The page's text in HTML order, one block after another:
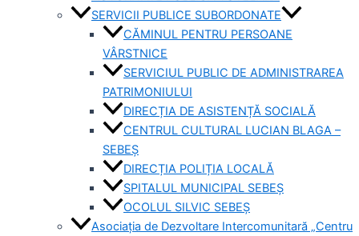
SERVICII PUBLICE SUBORDONATE
CĂMINUL PENTRU PERSOANE
VÂRSTNICE
SERVICIUL PUBLIC DE ADMINISTRAREA
PATRIMONIULUI
DIRECȚIA DE ASISTENȚĂ SOCIALĂ
CENTRUL CULTURAL LUCIAN BLAGA –
SEBEȘ
DIRECȚIA POLIȚIA LOCALĂ
SPITALUL MUNICIPAL SEBEȘ
OCOLUL SILVIC SEBEȘ
Asociația de Dezvoltare Intercomunitară „Centru